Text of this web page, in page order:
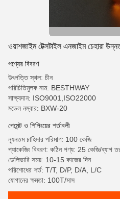
ওয়াশজাইম টেক্সটাইল এনজাইম চেহারা
পণ্যের বিবরণ
উৎপত্তি স্থল: চীন
পরিচিতিমুলক নাম: BESTHWAY
সাক্ষ্যদান: ISO9001,ISO22000
মডেল নম্বার: BXW-20
পেমেন্ট ও শিপিংয়ের শর্তাবলী
ন্যূনতম চাহিদার পরিমাণ: 100 কেজি
প্যাকেজিং বিবরণ: কঠিন পণ্য: 25 কেজি/ব্যাগ
ডেলিভারি সময়: 10-15 কাজের দিন
পরিশোধের শর্ত: T/T, D/P, D/A, L/C
যোগানের ক্ষমতা: 100T/মাস